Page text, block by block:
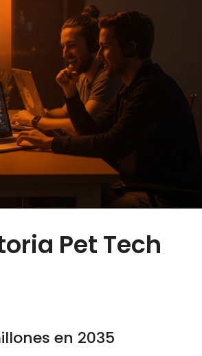
Pet Tech
en 2035